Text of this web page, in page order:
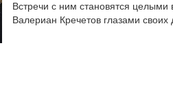
Встречи с ним становятся целыми
Валериан Кречетов глазами своих